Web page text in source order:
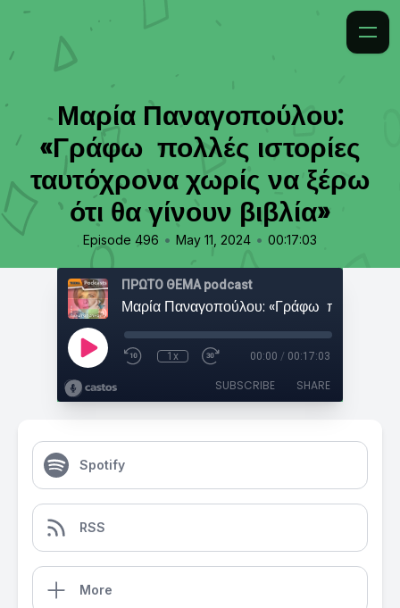
Μαρία Παναγοπούλου:
«Γράφω πολλές ιστορίες
ταυτόχρονα χωρίς να ξέρω
ότι θα γίνουν βιβλία»
Episode 496 • May 11, 2024 • 00:17:03
ΠΡΩΤΟ ΘΕΜΑ podcast
1x 00:00 / 00:17:03
SUBSCRIBE SHARE
Spotify
RSS
More